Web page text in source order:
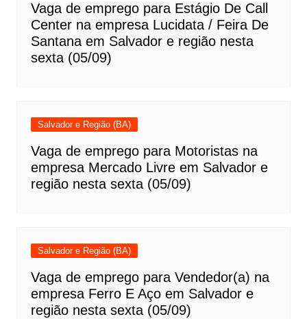
Vaga de emprego para Estágio De Call
Center na empresa Lucidata / Feira De
Santana em Salvador e região nesta
sexta (05/09)
Salvador e Região (BA)
Vaga de emprego para Motoristas na
empresa Mercado Livre em Salvador e
região nesta sexta (05/09)
Salvador e Região (BA)
Vaga de emprego para Vendedor(a) na
empresa Ferro E Aço em Salvador e
região nesta sexta (05/09)